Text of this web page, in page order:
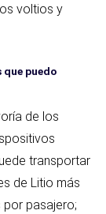
voltios y
que puedo
de los
transportar
de Litio más
por pasajero;